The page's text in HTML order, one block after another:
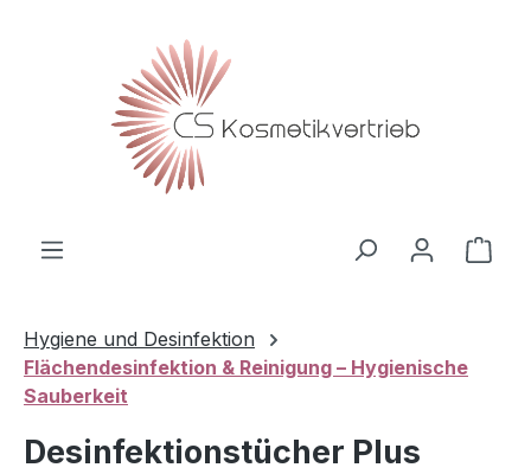
Hygiene und Desinfektion
Flächendesinfektion & Reinigung – Hygienische
Sauberkeit
Desinfektionstücher Plus